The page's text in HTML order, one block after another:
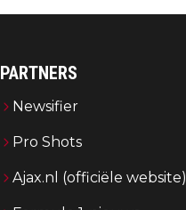
PARTNERS
Newsifier
Pro Shots
Ajax.nl (officiële website)